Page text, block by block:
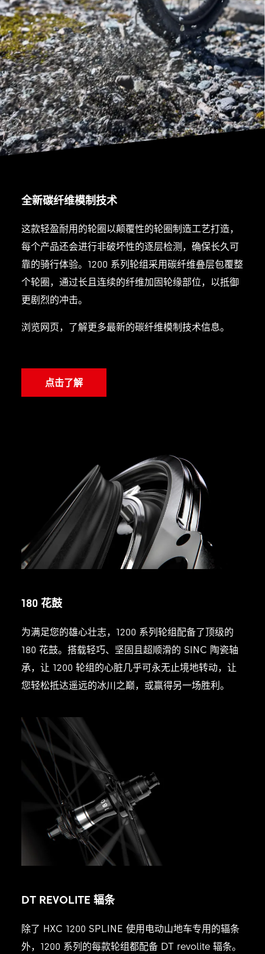
全新碳纤维模制技术
这款轻盈耐用的轮圈以颠覆性的轮圈制造工艺打造，
每个产品还会进行非破坏性的逐层检测，确保长久可
靠的骑行体验。1200 系列轮组采用碳纤维叠层包覆整
个轮圈，通过长且连续的纤维加固轮缘部位，以抵御
更剧烈的冲击。
浏览网页，了解更多最新的碳纤维模制技术信息。
点击了解
180 花鼓
为满足您的雄心壮志，1200 系列轮组配备了顶级的
180 花鼓。搭载轻巧、坚固且超顺滑的 SINC 陶瓷轴
承，让 1200 轮组的心脏几乎可永无止境地转动，让
您轻松抵达遥远的冰川之巅，或赢得另一场胜利。
DT REVOLITE 辐条
除了 HXC 1200 SPLINE 使用电动山地车专用的辐条
外，1200 系列的每款轮组都配备 DT revolite 辐条。